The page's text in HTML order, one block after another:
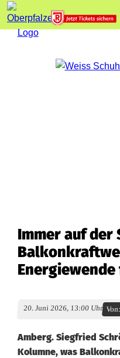
Immer auf der
20. Juni 2026, 13:00 Uhr Von:
Amberg. Siegfried
Kolumne, was